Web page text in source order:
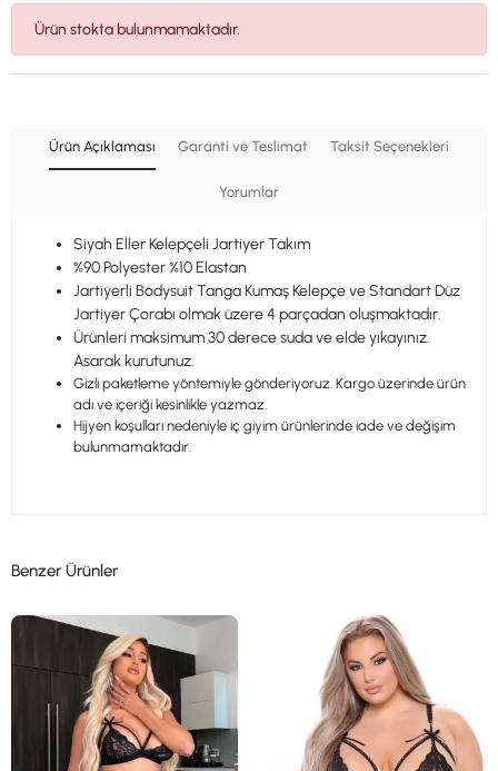
Ürün stokta bulunmamaktadır.
Ürün Açıklaması Garanti ve Teslimat Taksit Seçenekleri
Yorumlar
Siyah Eller Kelepçeli Jartiyer Takım
%90 Polyester %10 Elastan
Jartiyerli Bodysuit Tanga Kumaş Kelepçe ve Standart Düz
Jartiyer Çorabı olmak üzere 4 parçadan oluşmaktadır.
Ürünleri maksimum 30 derece suda ve elde yıkayınız.
Asarak kurutunuz.
Gizli paketleme yöntemiyle gönderiyoruz. Kargo üzerinde ürün
adı ve içeriği kesinlikle yazmaz.
Hijyen koşulları nedeniyle iç giyim ürünlerinde iade ve değişim
bulunmamaktadır.
Benzer Ürünler